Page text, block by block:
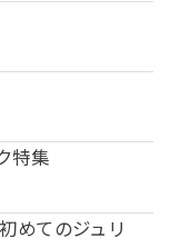
特集
めてのジュリ